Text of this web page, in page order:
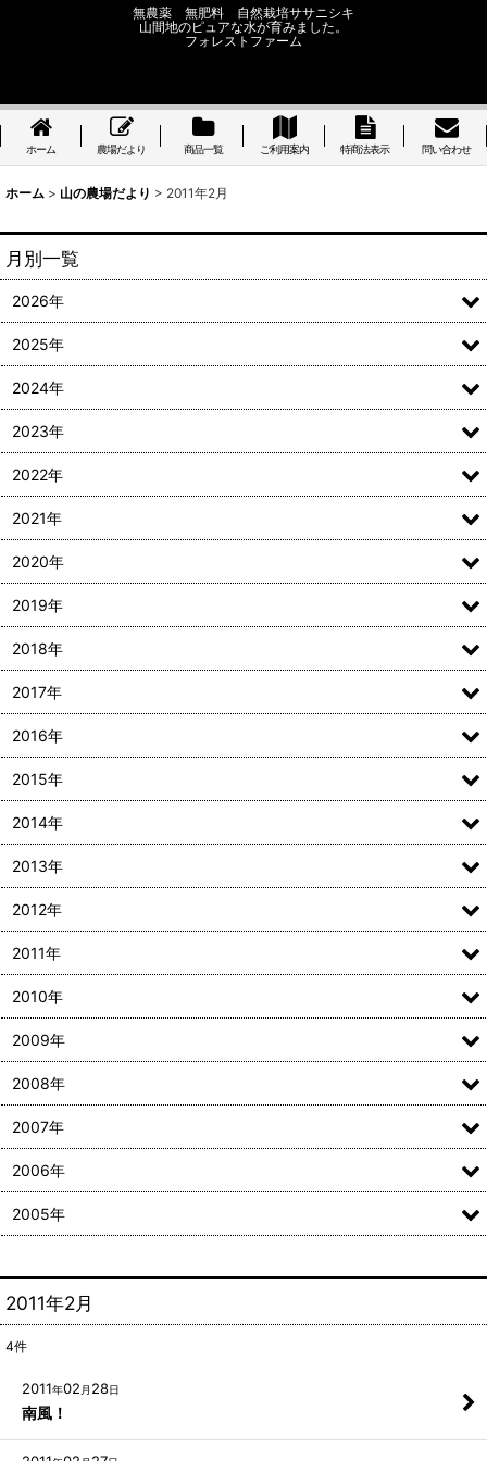
無農薬 無肥料 自然栽培ササニシキ
山間地のピュアな水が育みました。
フォレストファーム
ホーム 農場だより 商品一覧 ご利用案内 特商法表示 問い合わせ
ホーム > 山の農場だより > 2011年2月
2011年2月
4件
2011年02 月 28日
南風！
月別一覧
2026年
2025年
2024年
2023年
2022年
2021年
2020年
2019年
2018年
2017年
2016年
2015年
2014年
2013年
2012年
2011年
2010年
2009年
2008年
2007年
2006年
2005年